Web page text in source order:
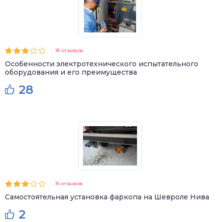
18 отзывов
Особенности электротехнического испытательного
оборудования и его преимущества
28
16 отзывов
Самостоятельная установка фаркопа на Шевроле Нива
2